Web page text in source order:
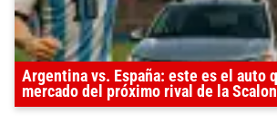
Argentina vs. España: este es el auto
mercado del próximo rival de la